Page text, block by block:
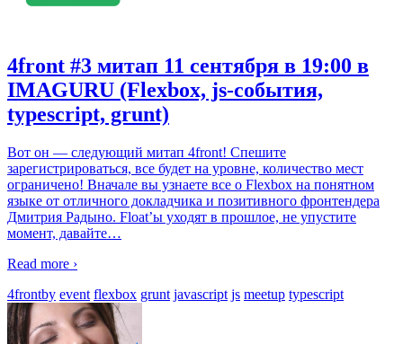
4front #3 митап 11 сентября в 19:00 в
IMAGURU (Flexbox, js-события,
typescript, grunt)
Вот он — следующий митап 4front! Спешите
зарегистрироваться, все будет на уровне, количество мест
ограничено! Вначале вы узнаете все о Flexbox на понятном
языке от отличного докладчика и позитивного фронтендера
Дмитрия Радыно . Float’ы уходят в прошлое, не упустите
момент, давайте…
Read more ›
4frontby event flexbox grunt javascript js meetup typescript